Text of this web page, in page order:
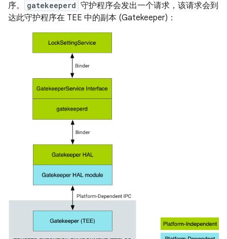
序。
gatekeeperd 守护程序会发出一个请求，该请求会到
达此守护程序在 TEE 中的副本 (Gatekeeper)：